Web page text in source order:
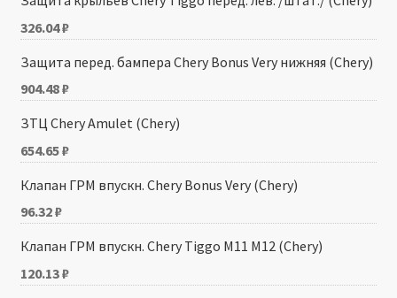
326.04₽
Защита перед. бампера Chery Bonus Very нижняя (Chery)
904.48₽
ЗТЦ Chery Amulet (Chery)
654.65₽
Клапан ГРМ впускн. Chery Bonus Very (Chery)
96.32₽
Клапан ГРМ впускн. Chery Tiggo M11 M12 (Chery)
120.13₽